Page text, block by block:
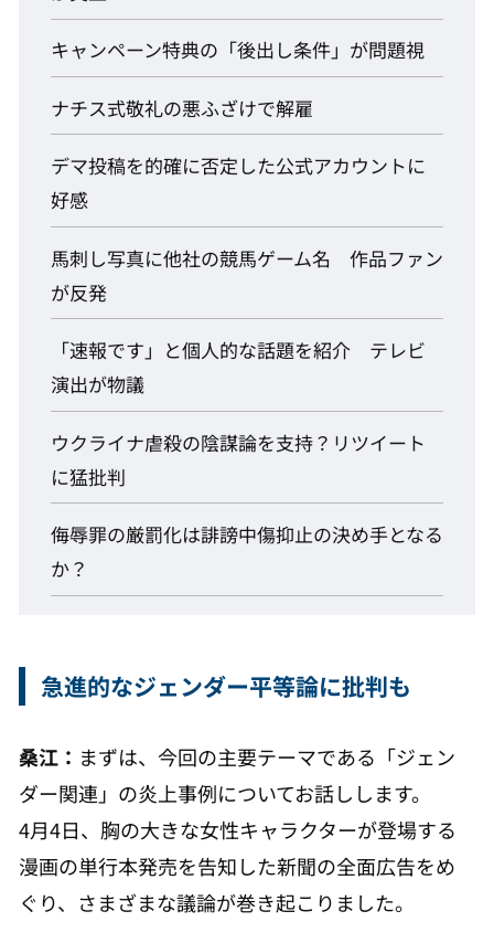
キャンペーン特典の「後出し条件」が問題視
ナチス式敬礼の悪ふざけで解雇
デマ投稿を的確に否定した公式アカウントに
好感
馬刺し写真に他社の競馬ゲーム名 作品ファン
が反発
「速報です」と個人的な話題を紹介 テレビ
演出が物議
ウクライナ虐殺の陰謀論を支持？リツイート
に猛批判
侮辱罪の厳罰化は誹謗中傷抑止の決め手となる
か？
急進的なジェンダー平等論に批判も
桑江： まずは、今回の主要テーマである「ジェン
ダー関連」の炎上事例についてお話しします。
4月4日、胸の大きな女性キャラクターが登場する
漫画の単行本発売を告知した新聞の全面広告をめ
ぐり、さまざまな議論が巻き起こりました。